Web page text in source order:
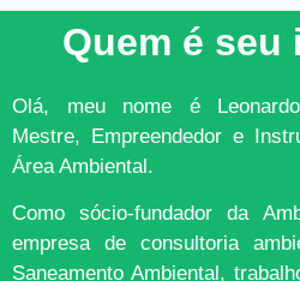
Quem é
Olá, meu nome é
Mestre, Empreendedor e
Área Ambiental.
Como sócio-fundador da
empresa de consultoria
Saneamento Ambiental,